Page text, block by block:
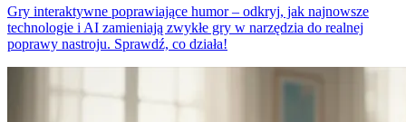
Gry interaktywne poprawiające humor – odkryj, jak najnowsze
technologie i AI zamieniają zwykłe gry w narzędzia do realnej
poprawy nastroju. Sprawdź, co działa!